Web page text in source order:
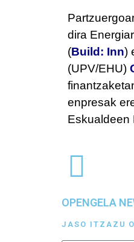
dira
(Build: Inn)
(UPV/EHU)
enpresak
Eskualdeen
OPENGELA
JASO ITZAZU